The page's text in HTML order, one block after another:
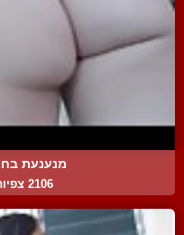
מנענעת
2106 צפיות